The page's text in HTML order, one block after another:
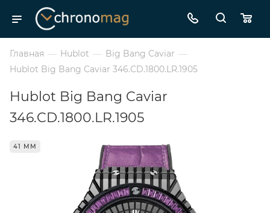
Главная — Hublot — Big Bang Caviar —
Hublot Big Bang Caviar 346.CD.1800.LR.1905
Hublot Big Bang Caviar
346.CD.1800.LR.1905
41 ММ